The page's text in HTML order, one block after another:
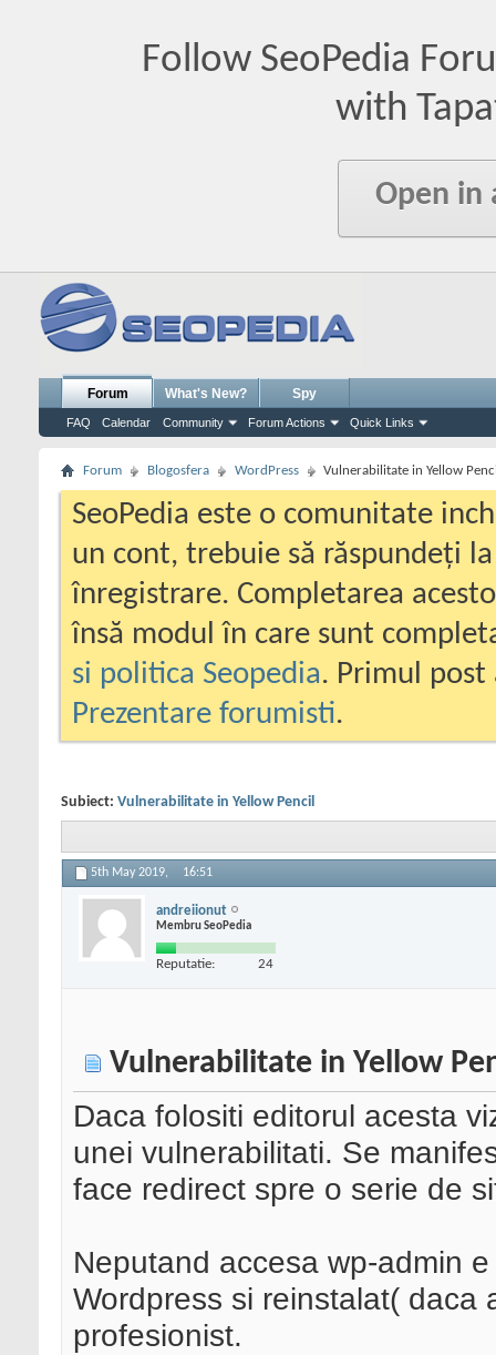
Follow SeoPedia
with
Open in
Forum
FAQ Calendar Community Forum Actions Quick Links
What's New? Spy
Forum Blogosfera WordPress Vulnerabilitate in Yellow
SeoPedia este o comunitate
un cont, trebuie să răspundeți
înregistrare. Completarea
însă modul în care sunt
si politica Seopedia. Primul
Prezentare forumisti.
Subiect: Vulnerabilitate in Yellow Pencil
5th May 2019, 16:51
andreiionut
Membru SeoPedia
Reputatie: 24
Vulnerabilitate in Yellow
Daca folositi editorul acesta
unei vulnerabilitati. Se
face redirect spre o serie de
Neputand accesa wp-admin
Wordpress si reinstalat( daca
profesionist.